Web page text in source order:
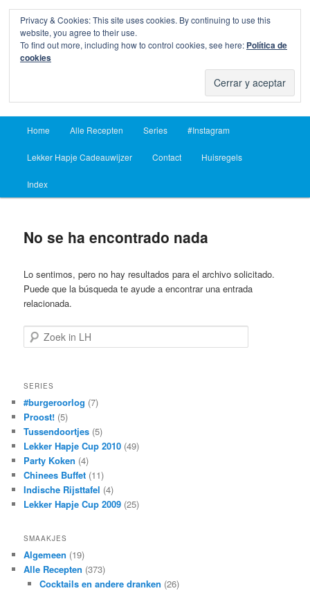
Lekker Hapje
principal
Ir
al
contenido
Ir
al
contenido
Home Alle Recepten Series #Instagram
Lekker Hapje Cadeauwijzer Contact Huisregels
Index
No se ha encontrado nada
Lo sentimos, pero no hay resultados para el archivo solicitado.
Puede que la búsqueda te ayude a encontrar una entrada
relacionada.
Buscar
SERIES
#burgeroorlog (7)
Proost! (5)
Tussendoortjes (5)
Lekker Hapje Cup 2010 (49)
Party Koken (4)
Chinees Buffet (11)
Indische Rijsttafel (4)
Lekker Hapje Cup 2009 (25)
SMAAKJES
Algemeen (19)
Alle Recepten (373)
Cocktails en andere dranken (26)
Privacy & Cookies: This site uses cookies. By continuing to use this
website, you agree to their use.
To find out more, including how to control cookies, see here: Política de
cookies